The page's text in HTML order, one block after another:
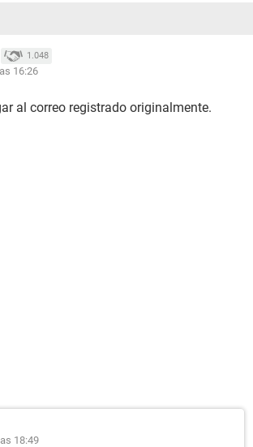
1.048
16:26
al correo registrado originalmente.
18:49